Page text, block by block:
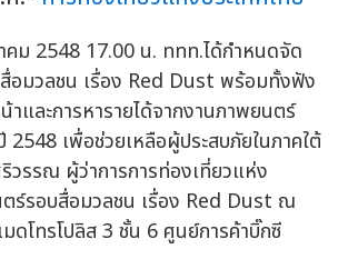
ม 2548 17.00 น. ททท.ได้กำหนดจัด
อมวลชน เรื่อง Red Dust พร้อมทั้งฟัง
าและการหารายได้จากงานภาพยนตร์
2548 เพื่อช่วยเหลือผู้ประสบภัยในภาคใต้
วรรณ ผู้ว่าการการท่องเที่ยวแห่ง
ตร์รอบสื่อมวลชน เรื่อง Red Dust ณ
ดโทรโปลิส 3 ชั้น 6 ศูนย์การค้าบิ๊กซี